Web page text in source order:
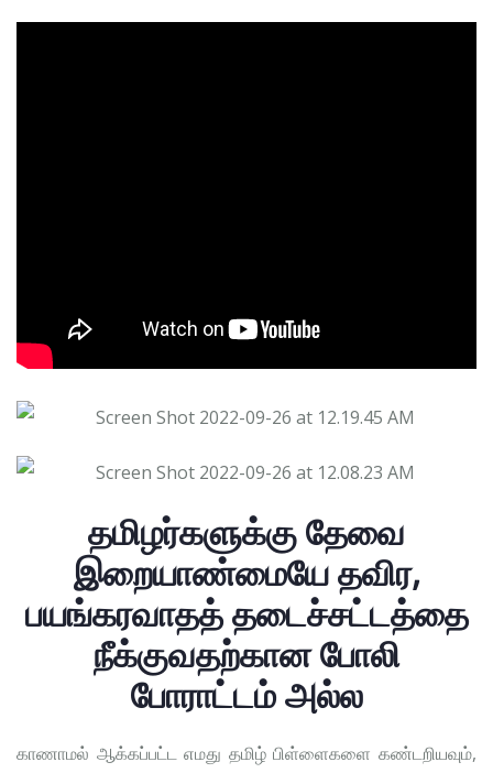
தமிழர்களுக்கு தேவை
இறையாண்மையே தவிர,
பயங்கரவாதத் தடைச்சட்டத்தை
நீக்குவதற்கான போலி
போராட்டம் அல்ல
காணாமல் ஆக்கப்பட்ட எமது தமிழ் பிள்ளைகளை கண்டறியவும்,